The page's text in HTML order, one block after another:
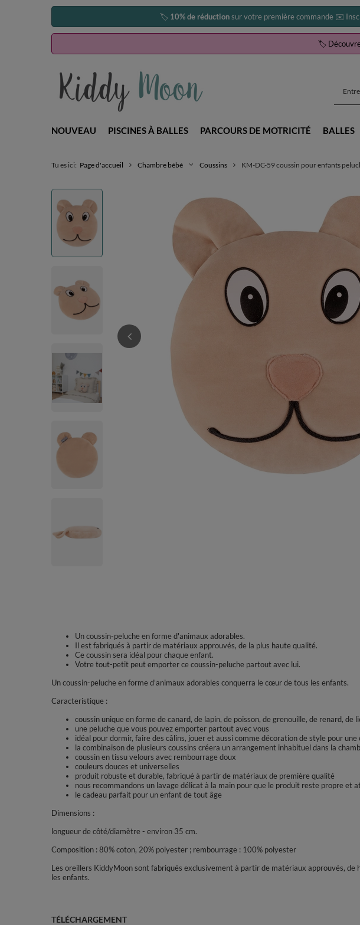
🏷️ 10% de réductionsur votre première commande ✉️
🏷️
NOUVEAU PISCINES À BALLES PARCOURS DE MOTRICITÉ BALLES
Tu es ici: Page d'accueil Chambre bébé Coussins KM-DC-59 coussin pour enfants
Un coussin-peluche en forme d'animaux adorables.
Il est fabriqués à partir de matériaux approuvés, de la plus haute qualité.
Ce coussin sera idéal pour chaque enfant.
Votre tout-petit peut emporter ce coussin-peluche partout avec lui.
Un coussin-peluche en forme d'animaux adorables conquerra le cœur de tous les enfants.
Caracteristique :
coussin unique en forme de canard, de lapin, de poisson, de grenouille, de renard, de
une peluche que vous pouvez emporter partout avec vous
idéal pour dormir, faire des câlins, jouer et aussi comme décoration de style pour
la combinaison de plusieurs coussins créera un arrangement inhabituel dans la
coussin en tissu velours avec rembourrage doux
couleurs douces et universelles
produit robuste et durable, fabriqué à partir de matériaux de première qualité
nous recommandons un lavage délicat à la main pour que le produit reste propre et
le cadeau parfait pour un enfant de tout âge
Dimensions :
longueur de côté/diamètre - environ 35 cm.
Composition : 80% coton, 20% polyester ; rembourrage : 100% polyester
Les oreillers KiddyMoon sont fabriqués exclusivement à partir de matériaux approuvés, de
les enfants.
TÉLÉCHARGEMENT